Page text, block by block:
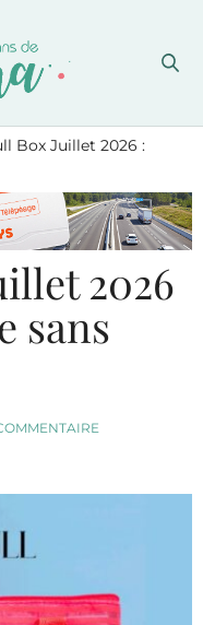
Box Juillet 2026 :
2026
sans